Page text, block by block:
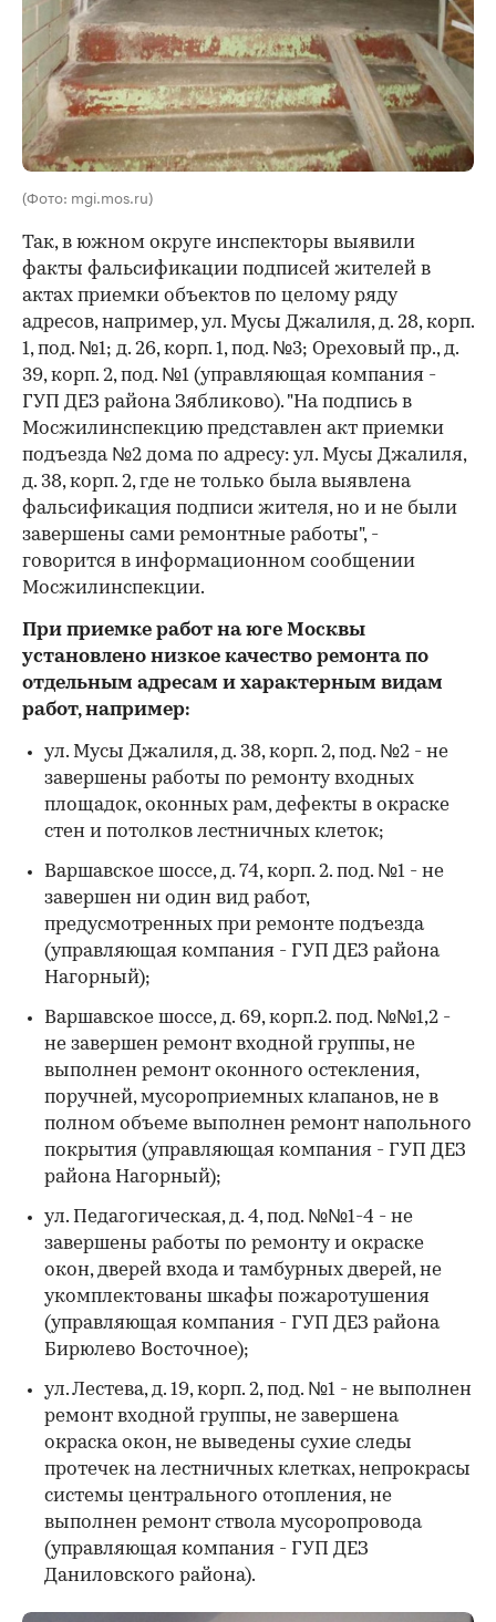
(Фото: mgi.mos.ru)
Так, в южном округе инспекторы выявили
факты фальсификации подписей жителей в
актах приемки объектов по целому ряду
адресов, например, ул. Мусы Джалиля, д. 28, корп.
1, под. №1; д. 26, корп. 1, под. №3; Ореховый пр., д.
39, корп. 2, под. №1 (управляющая компания -
ГУП ДЕЗ района Зябликово). "На подпись в
Мосжилинспекцию представлен акт приемки
подъезда №2 дома по адресу: ул. Мусы Джалиля,
д. 38, корп. 2, где не только была выявлена
фальсификация подписи жителя, но и не были
завершены сами ремонтные работы", -
говорится в информационном сообщении
Мосжилинспекции.
При приемке работ на юге Москвы
установлено низкое качество ремонта по
отдельным адресам и характерным видам
работ, например:
ул. Мусы Джалиля, д. 38, корп. 2, под. №2 - не
завершены работы по ремонту входных
площадок, оконных рам, дефекты в окраске
стен и потолков лестничных клеток;
Варшавское шоссе, д. 74, корп. 2. под. №1 - не
завершен ни один вид работ,
предусмотренных при ремонте подъезда
(управляющая компания - ГУП ДЕЗ района
Нагорный);
Варшавское шоссе, д. 69, корп.2. под. №№1,2 -
не завершен ремонт входной группы, не
выполнен ремонт оконного остекления,
поручней, мусороприемных клапанов, не в
полном объеме выполнен ремонт напольного
покрытия (управляющая компания - ГУП ДЕЗ
района Нагорный);
ул. Педагогическая, д. 4, под. №№1-4 - не
завершены работы по ремонту и окраске
окон, дверей входа и тамбурных дверей, не
укомплектованы шкафы пожаротушения
(управляющая компания - ГУП ДЕЗ района
Бирюлево Восточное);
ул. Лестева, д. 19, корп. 2, под. №1 - не выполнен
ремонт входной группы, не завершена
окраска окон, не выведены сухие следы
протечек на лестничных клетках, непрокрасы
системы центрального отопления, не
выполнен ремонт ствола мусоропровода
(управляющая компания - ГУП ДЕЗ
Даниловского района).